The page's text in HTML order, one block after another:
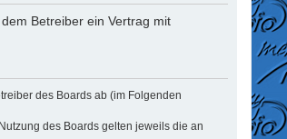
Betreiber ein Vertrag mit
des Boards ab (im Folgenden
des Boards gelten jeweils die an